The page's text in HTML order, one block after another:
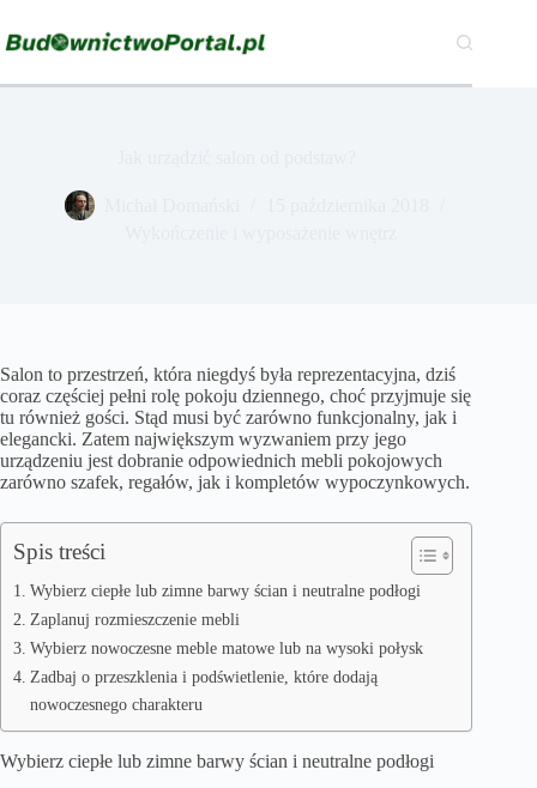
do
treści
Salon to przestrzeń, która niegdyś była reprezentacyjna, dziś
coraz częściej pełni rolę pokoju dziennego, choć przyjmuje się
tu również gości. Stąd musi być zarówno funkcjonalny, jak i
elegancki. Zatem największym wyzwaniem przy jego
urządzeniu jest dobranie odpowiednich mebli pokojowych
zarówno szafek, regałów, jak i kompletów wypoczynkowych.
Spis treści
Wybierz ciepłe lub zimne barwy ścian i neutralne podłogi
Zaplanuj rozmieszczenie mebli
Wybierz nowoczesne meble matowe lub na wysoki połysk
Zadbaj o przeszklenia i podświetlenie, które dodają
nowoczesnego charakteru
Wybierz ciepłe lub zimne barwy ścian i neutralne podłogi